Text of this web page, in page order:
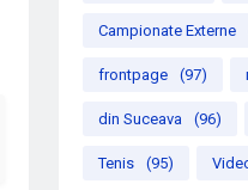
Campionate Externe
frontpage (97)
din Suceava (96)
Tenis (95)